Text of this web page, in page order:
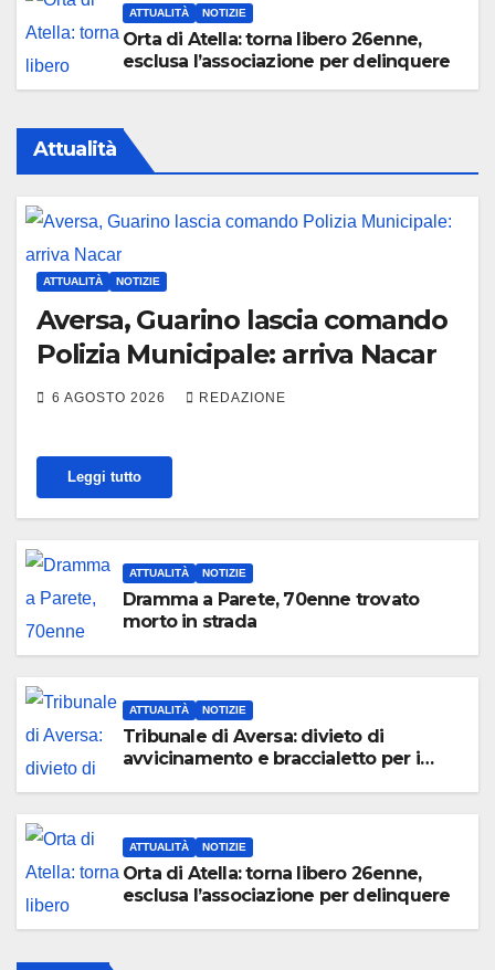
ATTUALITÀ NOTIZIE
Orta di Atella: torna libero 26enne,
esclusa l’associazione per delinquere
Attualità
ATTUALITÀ NOTIZIE
Aversa, Guarino lascia comando
Polizia Municipale: arriva Nacar
6 AGOSTO 2026 REDAZIONE
Leggi tutto
ATTUALITÀ NOTIZIE
Dramma a Parete, 70enne trovato
morto in strada
ATTUALITÀ NOTIZIE
Tribunale di Aversa: divieto di
avvicinamento e braccialetto per i
ATTUALITÀ NOTIZIE
Orta di Atella: torna libero 26enne,
esclusa l’associazione per delinquere